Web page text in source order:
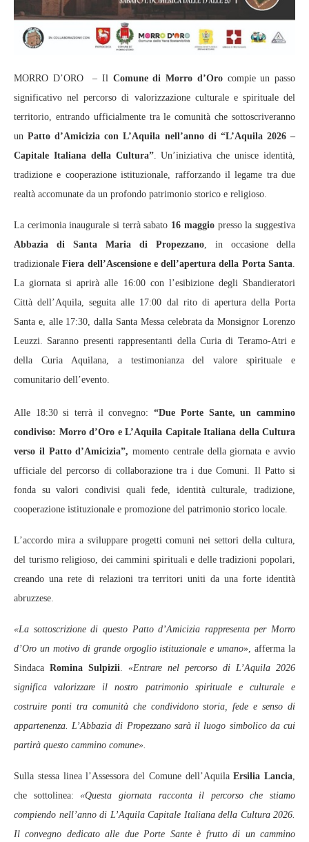
MORRO D’ORO – Il Comune di Morro d’Orocompie un passo
significativo nel percorso di valorizzazione culturale e spirituale del
territorio, entrando ufficialmente tra le comunità che sottoscriveranno
un Patto d’Amicizia con L’Aquila nell’anno di “L’Aquila 2026 –
Capitale Italiana della Cultura”. Un’iniziativa che unisce identità,
tradizione e cooperazione istituzionale, rafforzando il legame tra due
realtà accomunate da un profondo patrimonio storico e religioso.
La cerimonia inaugurale si terrà sabato 16 maggiopresso la suggestiva
Abbazia di Santa Maria di Propezzano , in occasione della
tradizionaleFiera dell’Ascensione e dell’apertura della Porta Santa
La giornata si aprirà alle 16:00 con l’esibizione degli Sbandieratori
Città dell’Aquila, seguita alle 17:00 dal rito di apertura della Porta
Santa e, alle 17:30, dalla Santa Messa celebrata da Monsignor Lorenzo
Leuzzi. Saranno presenti rappresentanti della Curia di Teramo-Atri e
della Curia Aquilana, a testimonianza del valore spirituale e
comunitario dell’evento.
Alle 18:30 si terrà il convegno:“Due Porte Sante, un cammino
condiviso: Morro d’Oro e L’Aquila Capitale Italiana della Cultura
verso il Patto d’Amicizia”,momento centrale della giornata e avvio
ufficiale del percorso di collaborazione tra i due Comuni. Il Patto si
fonda su valori condivisi quali fede, identità culturale, tradizione,
cooperazione istituzionale e promozione del patrimonio storico locale.
L’accordo mira a sviluppare progetti comuni nei settori della cultura,
del turismo religioso, dei cammini spirituali e delle tradizioni popolari,
creando una rete di relazioni tra territori uniti da una forte identità
abruzzese.
«La sottoscrizione di questo Patto d’Amicizia rappresenta per Morro
d’Oro un motivo di grande orgoglio istituzionale e umano», afferma la
Sindaca Romina Sulpizii
«Entrare nel percorso di L’Aquila 2026
significa valorizzare il nostro patrimonio spirituale e culturale e
costruire ponti tra comunità che condividono storia, fede e senso di
appartenenza. L’Abbazia di Propezzano sarà il luogo simbolico da cui
partirà questo cammino comune».
Sulla stessa linea l’Assessora del Comune dell’AquilaErsilia Lancia
che sottolinea:«Questa giornata racconta il percorso che stiamo
compiendo nell’anno di L’Aquila Capitale Italiana della Cultura 2026.
Il convegno dedicato alle due Porte Sante è frutto di un cammino